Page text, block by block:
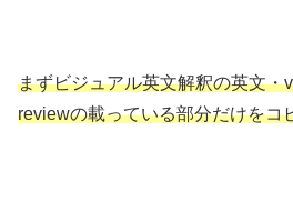
まずビジュアル英文解釈の英文・
reviewの載っている部分だけをコ